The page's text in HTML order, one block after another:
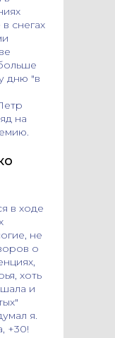
снегах
дню "в
на
в ходе
не
о
хоть
и
я.
+30!